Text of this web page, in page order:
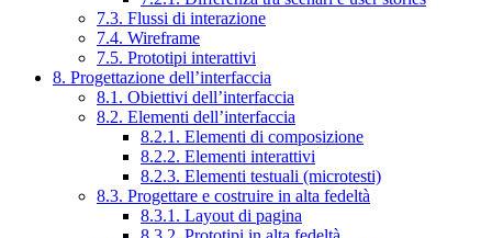
7.3. Flussi di interazione
7.4. Wireframe
7.5. Prototipi interattivi
8. Progettazione dell’interfaccia
8.1. Obiettivi dell’interfaccia
8.2. Elementi dell’interfaccia
8.2.1. Elementi di composizione
8.2.2. Elementi interattivi
8.2.3. Elementi testuali (microtesti)
8.3. Progettare e costruire in alta fedeltà
8.3.1. Layout di pagina